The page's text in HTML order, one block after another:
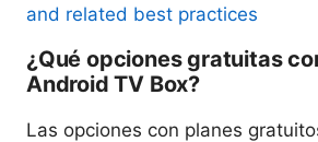
and related best practices
¿Qué opciones gratuitas
Android TV Box?
Las opciones con planes